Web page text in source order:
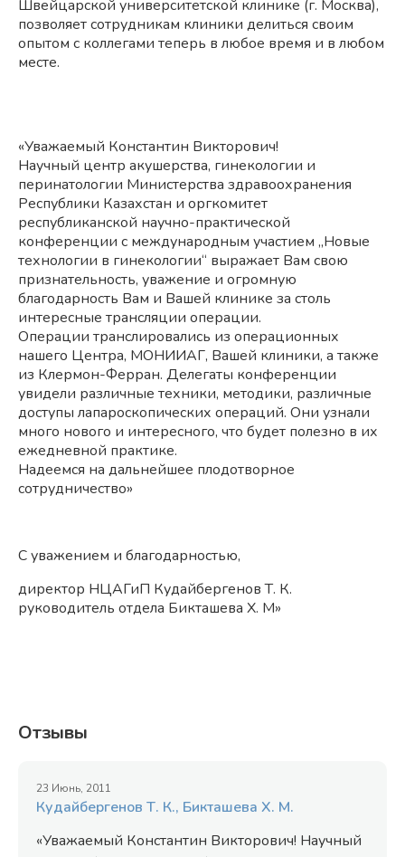
Швейцарской университетской клинике (г. Москва),
позволяет сотрудникам клиники делиться своим
опытом с коллегами теперь в любое время и в любом
месте.
«Уважаемый Константин Викторович!
Научный центр акушерства, гинекологии и
перинатологии Министерства здравоохранения
Республики Казахстан и оргкомитет
республиканской научно-практической
конференции с международным участием „Новые
технологии в гинекологии“ выражает Вам свою
признательность, уважение и огромную
благодарность Вам и Вашей клинике за столь
интересные трансляции операции.
Операции транслировались из операционных
нашего Центра, МОНИИАГ, Вашей клиники, а также
из Клермон-Ферран. Делегаты конференции
увидели различные техники, методики, различные
доступы лапароскопических операций. Они узнали
много нового и интересного, что будет полезно в их
ежедневной практике.
Надеемся на дальнейшее плодотворное
сотрудничество»
С уважением и благодарностью,
директор НЦАГиП Кудайбергенов Т. К.
руководитель отдела Бикташева Х. М»
Отзывы
23 Июнь, 2011
Кудайбергенов Т. К., Бикташева Х. М.
«Уважаемый Константин Викторович! Научный